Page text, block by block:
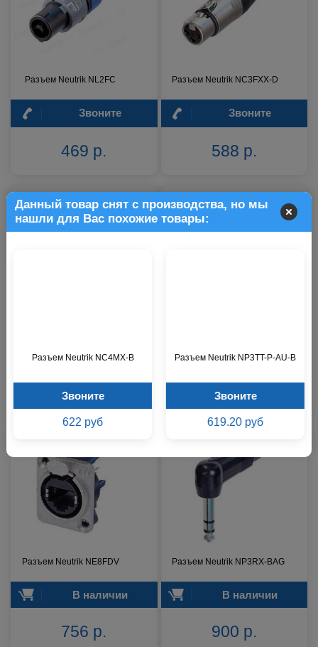
Данный товар снят с производства, но мы
нашли для Вас похожие товары:
Разъем Neutrik NC4MX-B
Звоните
622 руб
Разъем Neutrik NP3TT-P-AU-B
Звоните
619.20 руб
Разъем Neutrik NL2FC
Звоните
469 р.
Разъем Neutrik NC3FXX-D
Звоните
588 р.
Звоните
657 р.
В наличии
676 р.
Разъем Neutrik NE8FDV
В наличии
756 р.
Разъем Neutrik NP3RX-BAG
В наличии
900 р.